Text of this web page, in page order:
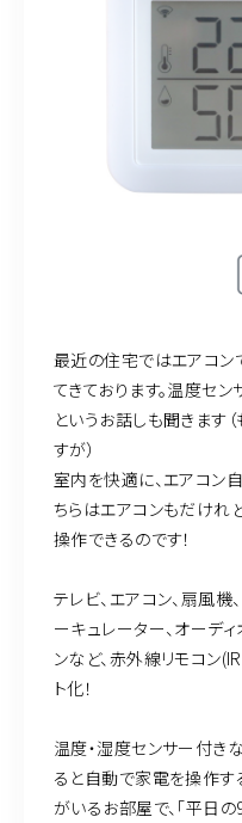
最近の住宅ではエアコン
てきております。温度セ
というお話しも聞きます
すが）
室内を快適に、エアコン
ちらはエアコンもだけれ
操作できるのです！
テレビ、エアコン、扇風機
ーキュレーター、オーデ
ンなど、赤外線リモコン
ト化！
温度・湿度センサー付き
ると自動で家電を操作す
がいるお部屋で、「平日